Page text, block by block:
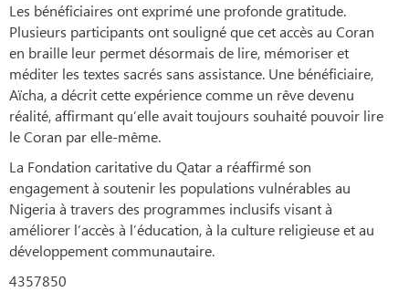
Les bénéficiaires ont exprimé une profonde gratitude.
Plusieurs participants ont souligné que cet accès au Coran
en braille leur permet désormais de lire, mémoriser et
méditer les textes sacrés sans assistance. Une bénéficiaire,
Aïcha, a décrit cette expérience comme un rêve devenu
réalité, affirmant qu’elle avait toujours souhaité pouvoir lire
le Coran par elle-même.
La Fondation caritative du Qatar a réaffirmé son
engagement à soutenir les populations vulnérables au
Nigeria à travers des programmes inclusifs visant à
améliorer l’accès à l’éducation, à la culture religieuse et au
développement communautaire.
4357850